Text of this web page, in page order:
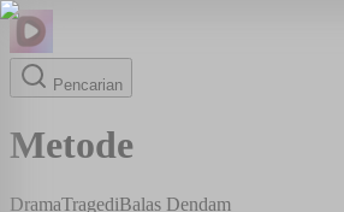
Pencarian
Metode
DramaTragediBalas Dendam